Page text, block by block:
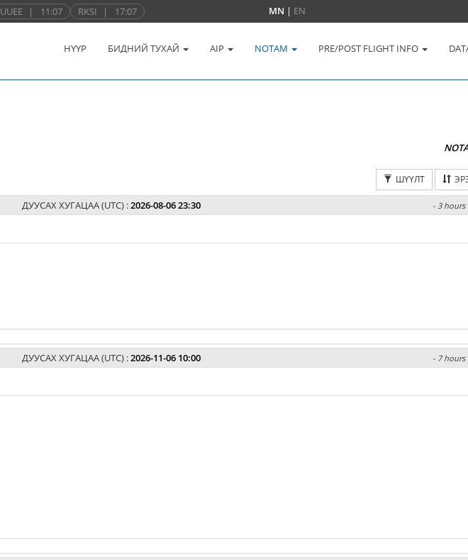
UUEE | 11:07 RKSI | 17:07 MN | EN
НҮҮР БИДНИЙ ТУХАЙ AIP NOTAM PRE/POST FLIGHT INFO
ШҮҮЛТ
ДУУСАХ ХУГАЦАА (UTC) :2026-08-06 23:30 - 3 hours
ДУУСАХ ХУГАЦАА (UTC) :2026-11-06 10:00 - 7 hours